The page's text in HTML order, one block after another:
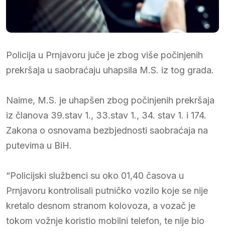
Policija u Prnjavoru juče je zbog više počinjenih
prekršaja u saobraćaju uhapsila M.S. iz tog grada.
Naime, M.S. je uhapšen zbog počinjenih prekršaja
iz članova 39.stav 1., 33.stav 1., 34. stav 1. i 174.
Zakona o osnovama bezbjednosti saobraćaja na
putevima u BiH.
“Policijski službenci su oko 01,40 časova u
Prnjavoru kontrolisali putničko vozilo koje se nije
kretalo desnom stranom kolovoza, a vozač je
tokom vožnje koristio mobilni telefon, te nije bio